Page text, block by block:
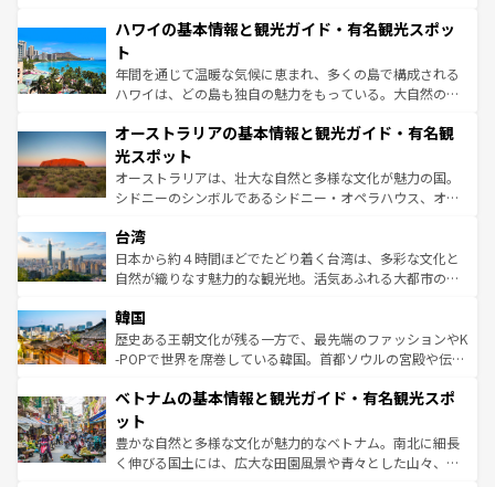
着のスイス情報はコンテンツ一覧を参照してほしい。
のような巨大都市は、観光、ショッピング、エンターテイ
ンメントが詰まった刺激的なスポットだ。一方、アメリカ
西部には大自然が広がり、グランドキャニオンやイエロー
ストーン国立公園といった絶景が堪能できる。さらに、南
文化が魅力。旅行者はアメリカの各地域で異なる魅力を楽
しみながら、その多様性と豊かな歴史を感じることができ
るだろう。車でのロードトリップや列車の旅も、アメリカ
ならではの贅沢な旅のスタイルだ。 なお、新着のアメリカ
情報は コンテンツ一覧 を参照してほしい。
ハワイの基本情報と観光ガイド・有名観光スポッ
ト
年間を通じて温暖な気候に恵まれ、多くの島で構成される
ハワイは、どの島も独自の魅力をもっている。大自然の神
ワイ島は見逃せない。また、定番の観光地といえばオアフ
島だが、静かな自然を求めるならマウイ島やカウアイ島が
おすすめ。エメラルドグリーンに輝く海をはじめ、豊かな
文化や歴史が息づいている。「アロハスピリット」と呼ば
人々、おいしいローカルフードやハワイアンミュージッ
ク、伝統的なフラダンスなど、すべてがハワイの魅力を彩
っている。訪れるたびに新しい発見と感動が待っているハ
はコンテンツ一覧
オーストラリアの基本情報と観光ガイド・有名観
光スポット
オーストラリアは、壮大な自然と多様な文化が魅力の国。
シドニーのシンボルであるシドニー・オペラハウス、オー
リアリーフや大陸中央部にそびえるウルル（エアーズロッ
ク）、タスマニアの美しい原生林やケアンズの熱帯雨林な
ど、見どころがたくさん。また、カフェやワイン、オージ
いる。アクティビティも充実しており、サーフィンやダイ
ビング、ハイキングなど、アウトドア好きにはたまらな
い。オーストラリアの多彩な魅力を存分に味わいつくそ
参照してほしい。
台湾
日本から約４時間ほどでたどり着く台湾は、多彩な文化と
自然が織りなす魅力的な観光地。活気あふれる大都市の台
ン）、静ひつな山岳地帯である台湾東部など、都市の喧騒
と山間の静けさが共存しており、訪れる人に新しい発見と
驚きをもたらしてくれる。また、奥深い台湾の食文化も魅
容にもいいと評判のスイーツなど、バラエティ豊かな料理
照してほしい。
韓国
歴史ある王朝文化が残る一方で、最先端のファッションやK
-POPで世界を席巻している韓国。首都ソウルの宮殿や伝統
き、地方に足を延ばせば四季折々の自然美を楽しむことが
できる。そして、キムチや焼肉、絶品のストリートフード
まで、さまざまな韓国料理が待っている。夜には、韓国な
らではのナイトライフも堪能できる。あたたかいホスピタ
ベトナムの基本情報と観光ガイド・有名観光スポ
ット
豊かな自然と多様な文化が魅力的なベトナム。南北に細長
く伸びる国土には、広大な田園風景や青々とした山々、世